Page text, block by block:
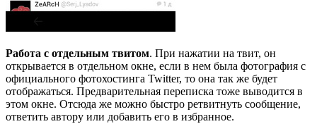
Работа с отдельным твитом. При нажатии на твит, он
открывается в отдельном окне, если в нем была фотография с
официального фотохостинга Twitter, то она так же будет
отображаться. Предварительная переписка тоже выводится в
этом окне. Отсюда же можно быстро ретвитнуть сообщение,
ответить автору или добавить его в избранное.